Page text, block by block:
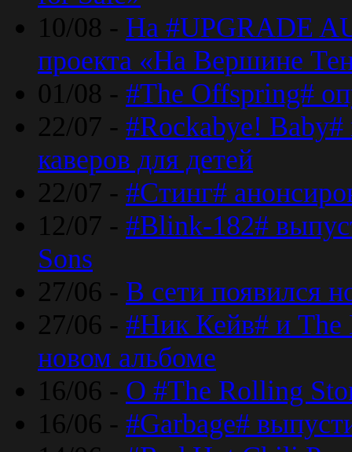
10/08 - На #UPGRADE
проекта «На Вершине
01/08 - #The Offspring#
22/07 - #Rockabye!
каверов для детей
22/07 - #Стинг#
12/07 - #Blink-182#
Sons
27/06 - В сети появился
27/06 - #Ник Кейв# и The
новом альбоме
16/06 - О #The Rolling
16/06 - #Garbage#